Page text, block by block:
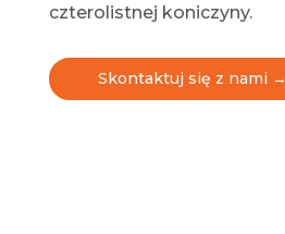
czterolistnej koniczyny.
Skontaktuj się z nami →